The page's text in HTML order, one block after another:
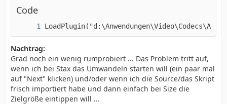
Code
Nachtrag:
Grad noch ein wenig rumprobiert ... Das Problem tritt auf,
wenn ich bei Stax das Umwandeln starten will (ein paar mal
auf "Next" klicken) und/oder wenn ich die Source/das Skript
frisch importiert habe und dann einfach bei Size die
Zielgröße eintippen will ...